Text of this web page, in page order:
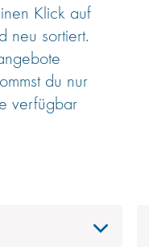
Klick auf
neu sortiert.
du nur
verfügbar